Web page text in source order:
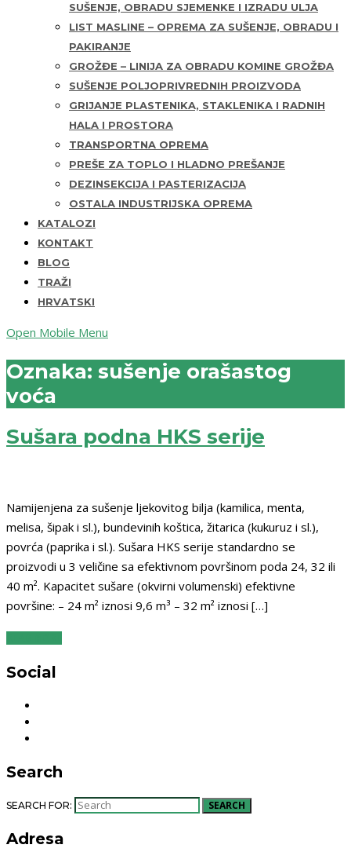
SUŠENJE, OBRADU SJEMENKE I IZRADU ULJA
LIST MASLINE – OPREMA ZA SUŠENJE, OBRADU I
PAKIRANJE
GROŽĐE – LINIJA ZA OBRADU KOMINE GROŽĐA
SUŠENJE POLJOPRIVREDNIH PROIZVODA
GRIJANJE PLASTENIKA, STAKLENIKA I RADNIH
HALA I PROSTORA
TRANSPORTNA OPREMA
PREŠE ZA TOPLO I HLADNO PREŠANJE
DEZINSEKCIJA I PASTERIZACIJA
OSTALA INDUSTRIJSKA OPREMA
KATALOZI
KONTAKT
BLOG
TRAŽI
HRVATSKI
Open Mobile Menu
Oznaka: sušenje orašastog
voća
Sušara podna HKS serije
Namijenjena za sušenje ljekovitog bilja (kamilica, menta,
melisa, šipak i sl.), bundevinih koštica, žitarica (kukuruz i sl.),
povrća (paprika i sl.). Sušara HKS serije standardno se
proizvodi u 3 veličine sa efektivnom površinom poda 24, 32 ili
40 m². Kapacitet sušare (okvirni volumenski) efektivne
površine: – 24 m² iznosi 9,6 m³ – 32 m² iznosi […]
Social
Search
SEARCH FOR: SEARCH
Adresa